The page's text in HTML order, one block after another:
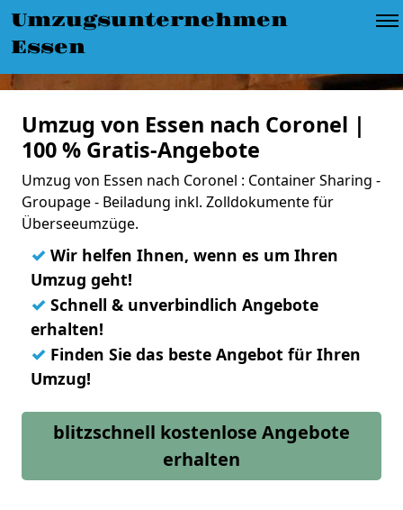
Umzugsunternehmen
Essen
Umzug von Essen nach Coronel |
100 % Gratis-Angebote
Umzug von Essen nach Coronel : Container Sharing -
Groupage - Beiladung inkl. Zolldokumente für
Überseeumzüge.
✓ Wir helfen Ihnen, wenn es um Ihren
Umzug geht!
✓ Schnell & unverbindlich Angebote
erhalten!
✓ Finden Sie das beste Angebot für Ihren
Umzug!
blitzschnell kostenlose Angebote
erhalten